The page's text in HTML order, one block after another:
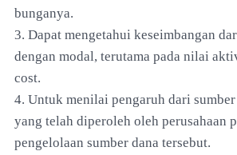
bunganya.
3. Dapat mengetahui keseimbangan
dengan modal, terutama pada nilai
cost.
4. Untuk menilai pengaruh dari
yang telah diperoleh oleh perusahaan
pengelolaan sumber dana tersebut.